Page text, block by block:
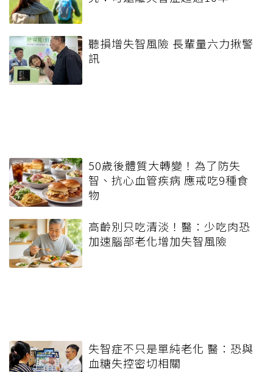
聽損增失智風險 長輩量六力揪警
訊
50歲後體質大轉變！為了防失
智、抗心血管疾病 應戒吃9種食
物
高齡別只吃清淡！醫：少吃肉恐
加速腦部老化增加失智風險
失智症不只是單純老化 醫：恐與
血糖失控密切相關